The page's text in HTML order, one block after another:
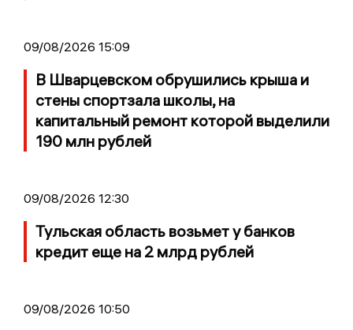
09/08/2026 15:09
В Шварцевском обрушились крыша и
стены спортзала школы, на
капитальный ремонт которой выделили
190 млн рублей
09/08/2026 12:30
Тульская область возьмет у банков
кредит еще на 2 млрд рублей
09/08/2026 10:50